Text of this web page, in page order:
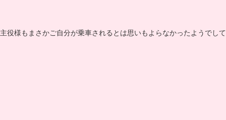
主役様もまさかご自分が乗車されるとは思いもよらなかったようでし